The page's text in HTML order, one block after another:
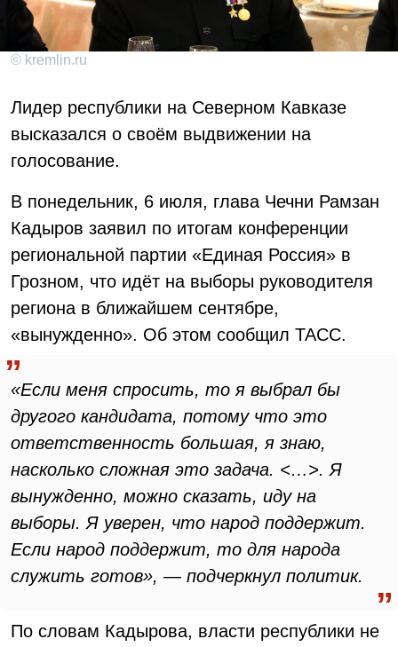
© kremlin.ru
Лидер республики на Северном Кавказе
высказался о своём выдвижении на
голосование.
В понедельник, 6 июля, глава Чечни Рамзан
Кадыров заявил по итогам конференции
региональной партии «Единая Россия» в
Грозном, что идёт на выборы руководителя
региона в ближайшем сентябре,
«вынужденно». Об этом сообщил ТАСС.
«Если меня спросить, то я выбрал бы
другого кандидата, потому что это
ответственность большая, я знаю,
насколько сложная это задача. <…>. Я
вынужденно, можно сказать, иду на
выборы. Я уверен, что народ поддержит.
Если народ поддержит, то для народа
служить готов», — подчеркнул политик.
По словам Кадырова, власти республики не